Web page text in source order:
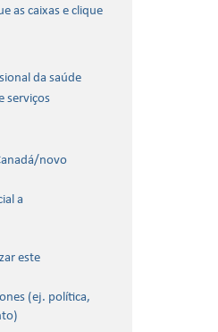
as caixas e clique
da saúde
serviços
novo
a
este
(ej. política,